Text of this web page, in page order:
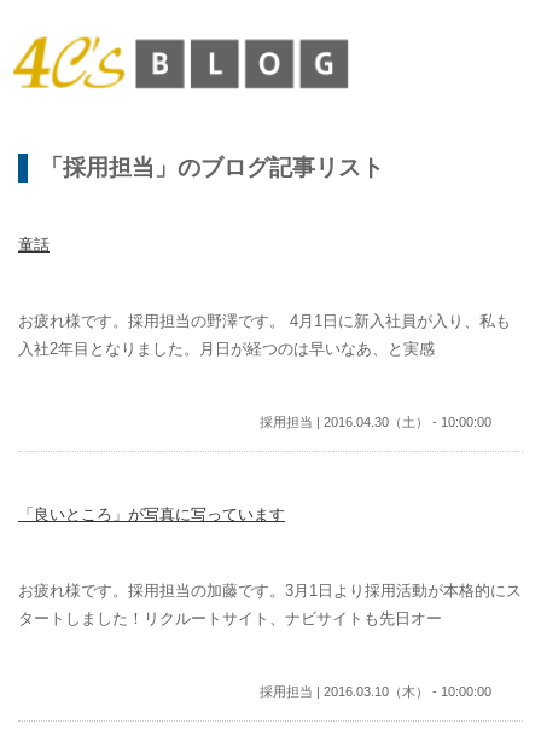
「採用担当」のブログ記事リスト
童話
お疲れ様です。採用担当の野澤です。 4月1日に新入社員が入り、私も
入社2年目となりました。月日が経つのは早いなあ、と実感
採用担当 | 2016.04.30（土） - 10:00:00
「良いところ」が写真に写っています
お疲れ様です。採用担当の加藤です。3月1日より採用活動が本格的にス
タートしました！リクルートサイト、ナビサイトも先日オー
採用担当 | 2016.03.10（木） - 10:00:00